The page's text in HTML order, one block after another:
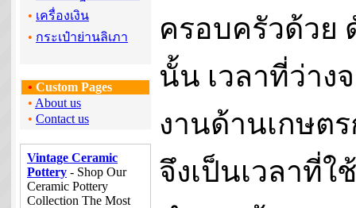
• เครื่องเงิน
• กระเป๋าย่านลิเภา
• Custom Pages
• About us
• Contact us
Vintage Ceramic
Pottery - Shop Our
Ceramic Pottery
Collection The Most
ครอบครัวด้วย
นั้น เวลาที่ว่าง
งานด้านเกษต
จึงเป็นเวลาที่ใช้